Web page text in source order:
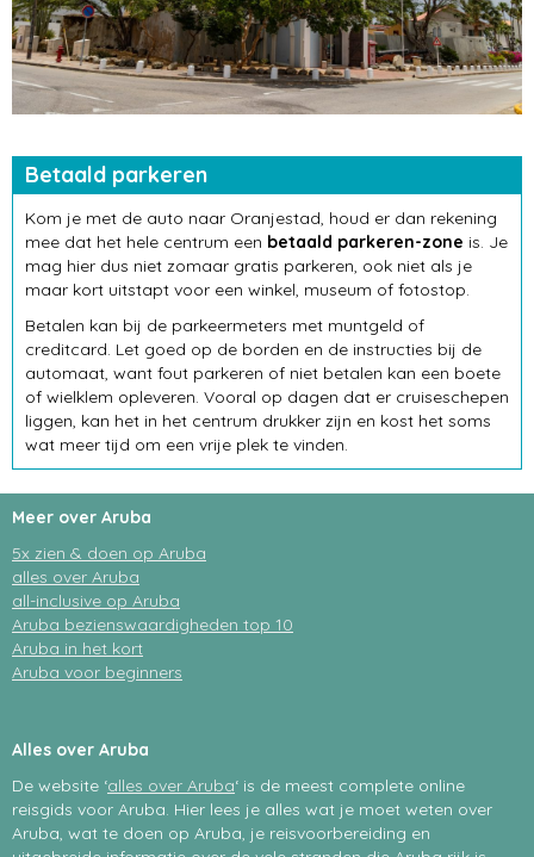
Betaald parkeren
Kom je met de auto naar Oranjestad, houd er dan rekening
mee dat het hele centrum een betaald parkeren-zone is. Je
mag hier dus niet zomaar gratis parkeren, ook niet als je
maar kort uitstapt voor een winkel, museum of fotostop.
Betalen kan bij de parkeermeters met muntgeld of
creditcard. Let goed op de borden en de instructies bij de
automaat, want fout parkeren of niet betalen kan een boete
of wielklem opleveren. Vooral op dagen dat er cruiseschepen
liggen, kan het in het centrum drukker zijn en kost het soms
wat meer tijd om een vrije plek te vinden.
Meer over Aruba
5x zien & doen op Aruba
alles over Aruba
all-inclusive op Aruba
Aruba bezienswaardigheden top 10
Aruba in het kort
Aruba voor beginners
Alles over Aruba
De website ‘alles over Aruba‘ is de meest complete online
reisgids voor Aruba. Hier lees je alles wat je moet weten over
Aruba, wat te doen op Aruba, je reisvoorbereiding en